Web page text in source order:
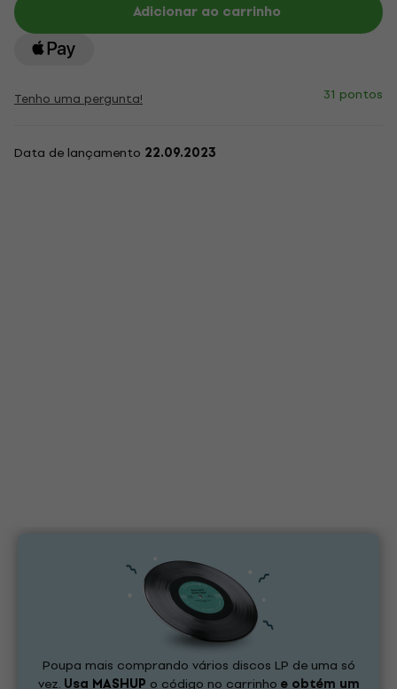
Adicionar ao carrinho
Tenho uma pergunta! 31 pontos
Data de lançamento 22.09.2023
Poupa mais comprando vários discos LP de uma só
vez. Usa MASHUP o código no carrinho e obtém um